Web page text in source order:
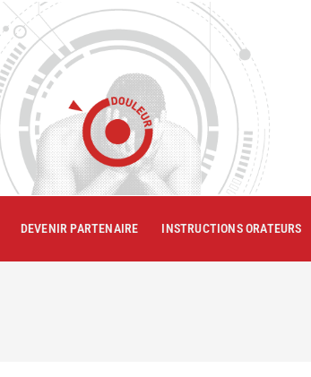
DEVENIR PARTENAIRE INSTRUCTIONS ORATEURS